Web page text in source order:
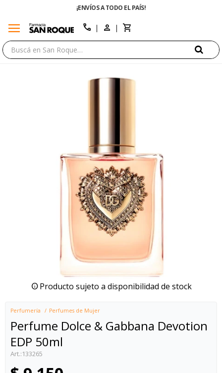
¡ENVÍOS A TODO EL PAÍS!
menu call
Producto sujeto a disponibilidad de stock
Perfumería Perfumes de Mujer
Perfume Dolce & Gabbana Devotion
EDP 50ml
133265
close